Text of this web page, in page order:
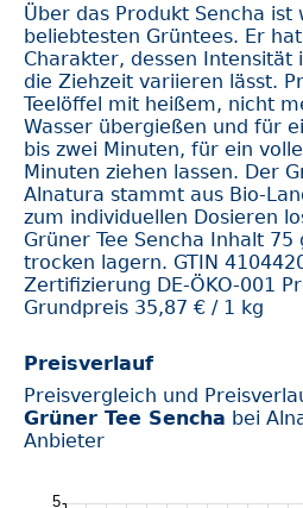
Über das Produkt Sencha
beliebtesten Grüntees. Er
Charakter, dessen Intensität
die Ziehzeit variieren lässt.
Teelöffel mit heißem, nicht
Wasser übergießen und für
bis zwei Minuten, für ein
Minuten ziehen lassen. Der
Alnatura stammt aus Bio-
zum individuellen Dosieren
Grüner Tee Sencha Inhalt
trocken lagern. GTIN
Zertifizierung DE-ÖKO-001
Grundpreis 35,87 € / 1 kg
Preisverlauf
Preisvergleich und
Grüner Tee Sencha bei
Anbieter